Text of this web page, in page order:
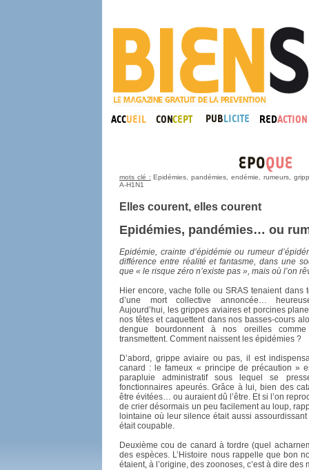
mots clé : Epidémies, pandémies, endémie, rumeurs,
A-H1N1
Elles courent, elles courent
Epidémies, pandémies… ou
Epidémie, crainte d’épidémie ou rumeur
différence entre réalité et fantasme, dans une
que « le risque zéro n’existe pas », mais où l’on
Hier encore, vache folle ou SRAS tenaient dans
d’une mort collective annoncée…
Aujourd’hui, les grippes aviaires et porcines
nos têtes et caquettent dans nos basses-cours
dengue bourdonnent à nos oreilles
transmettent. Comment naissent les épidémies ?
D’abord, grippe aviaire ou pas, il est
canard : le fameux « principe de précaution »
parapluie administratif sous lequel se
fonctionnaires apeurés. Grâce à lui, bien des
être évitées… ou auraient dû l’être. Et si l’on
de crier désormais un peu facilement au loup,
lointaine où leur silence était aussi
était coupable.
Deuxième cou de canard à tordre (quel
des espèces. L’Histoire nous rappelle que bon
étaient, à l’origine, des zoonoses, c’est à dire des